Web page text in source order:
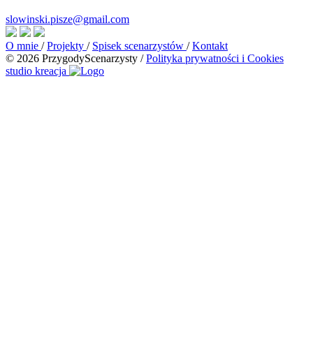
slowinski.pisze@gmail.com
O mnie / Projekty / Spisek scenarzystów / Kontakt
© 2026 PrzygodyScenarzysty / Polityka prywatności i Cookies
studio kreacja